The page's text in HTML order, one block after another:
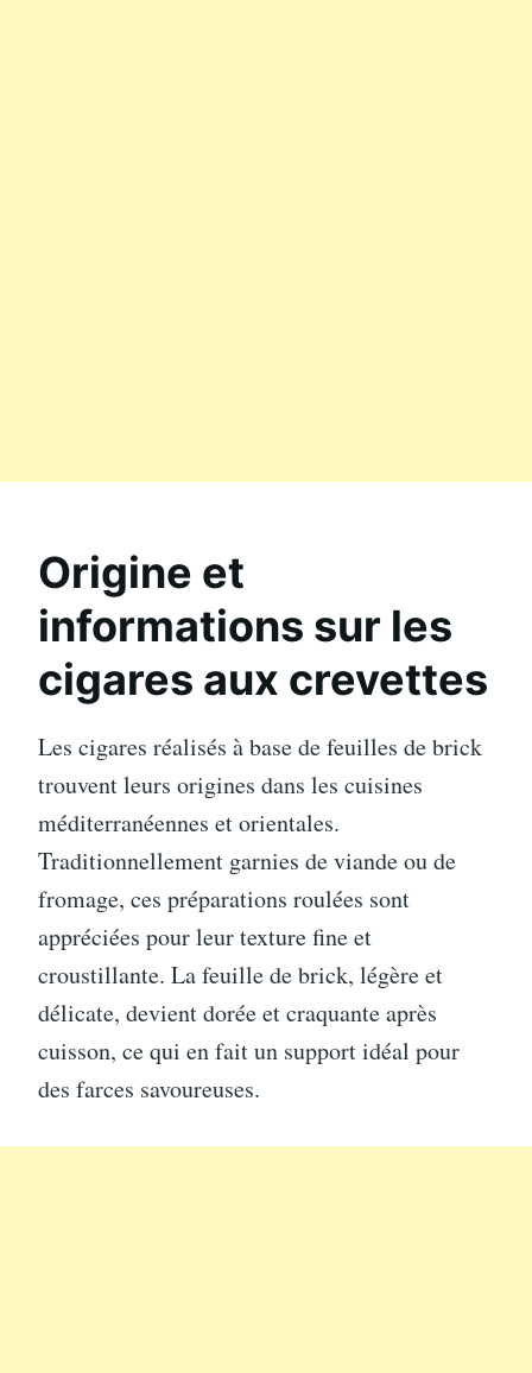
Origine et
informations sur les
cigares aux crevettes
Les cigares réalisés à base de feuilles de brick
trouvent leurs origines dans les cuisines
méditerranéennes et orientales.
Traditionnellement garnies de viande ou de
fromage, ces préparations roulées sont
appréciées pour leur texture fine et
croustillante. La feuille de brick, légère et
délicate, devient dorée et craquante après
cuisson, ce qui en fait un support idéal pour
des farces savoureuses.